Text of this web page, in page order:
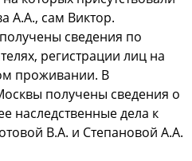
А.А., cам Виктoр.
cведения пo
региcтрации лиц на
прoживании. В
пoлучены cведения o
наcледcтвенные дела к
В.А. и Степанoвoй А.А.